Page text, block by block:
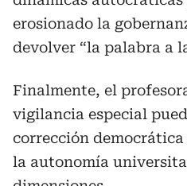
erosionado la
devolver “la palabra a
Finalmente, el
vigilancia especial
corrección
la autonomía